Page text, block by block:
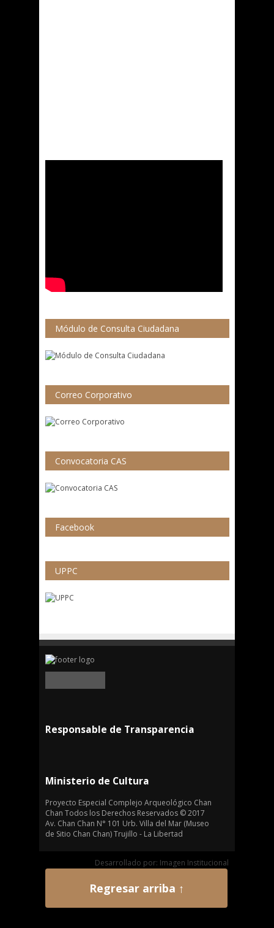
Módulo de Consulta Ciudadana
Correo Corporativo
Convocatoria CAS
Facebook
UPPC
Responsable de Transparencia
Ministerio de Cultura
Proyecto Especial Complejo Arqueológico Chan
Chan Todos los Derechos Reservados © 2017
Av. Chan Chan N° 101 Urb. Villa del Mar (Museo
de Sitio Chan Chan) Trujillo - La Libertad
Desarrollado por: Imagen Institucional
Regresar arriba ↑